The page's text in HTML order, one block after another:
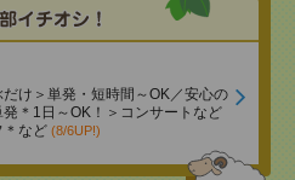
け＞単発・短時間～OK／安心の
＊1日～OK！＞コンサートなど
＊など (8/6UP!)